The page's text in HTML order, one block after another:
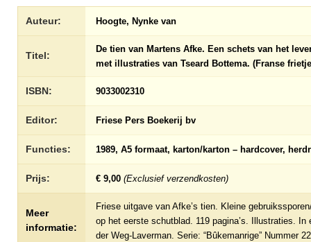
Auteur: Hoogte, Nynke van
Titel:
De tien van Martens Afke. Een schets van het
met illustraties van Tseard Bottema. (Franse
ISBN: 9033002310
Editor: Friese Pers Boekerij bv
Functies: 1989, A5 formaat, karton/karton – hardcover,
Prijs: € 9,00 (Exclusief verzendkosten)
Meer
informatie:
Friese uitgave van Afke’s tien. Kleine
op het eerste schutblad. 119 pagina’s. Illustraties.
der Weg-Laverman. Serie: “Bûkemanrige” Nummer